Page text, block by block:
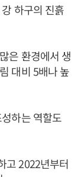
하구의 진흙
은 환경에서 생
대비 5배나 높
하는 역할도
고 2022년부터